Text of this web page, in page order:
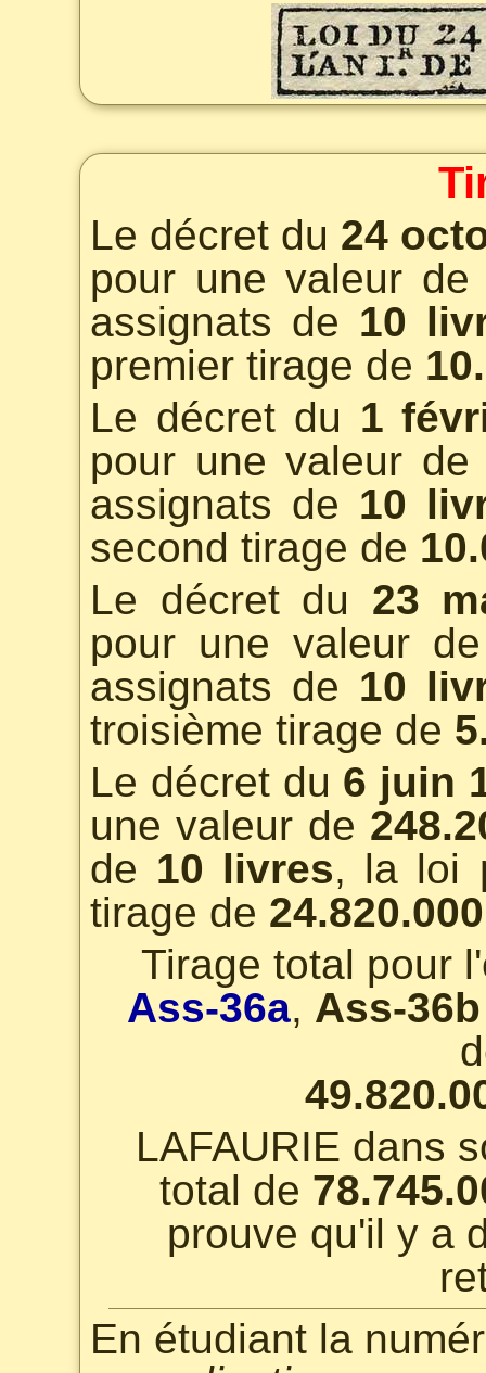
Le décret du 24
pour une valeur
assignats de 10
premier tirage de
Le décret du 1
pour une valeur
assignats de 10
second tirage de
Le décret du 23
pour une valeur
assignats de 10
troisième tirage de
Le décret du 6 juin
une valeur de
de 10 livres, la loi
tirage de
Tirage total pour
Ass-36a, Ass-36b
LAFAURIE dans
total de
prouve qu'il y a
En étudiant la